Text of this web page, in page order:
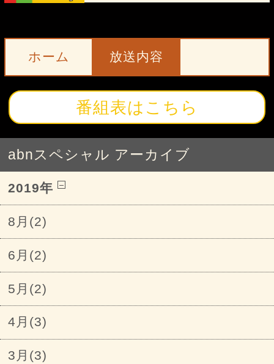
ホーム 放送内容
番組表はこちら
abnスペシャル アーカイブ
2019年
8月(2)
6月(2)
5月(2)
4月(3)
3月(3)